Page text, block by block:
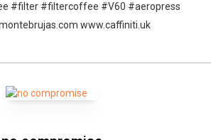
#filter #filtercoffee #V60 #aeropress
www.caffiniti.uk